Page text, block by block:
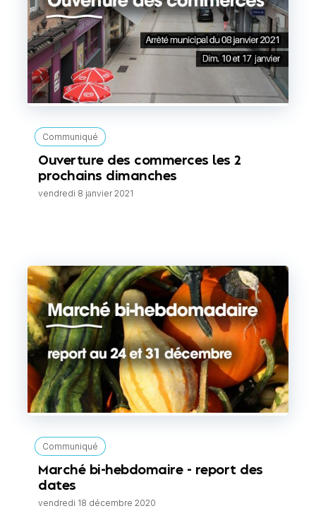
Communiqué
Ouverture des commerces les 2
prochains dimanches
vendredi 8 janvier 2021
Communiqué
Marché bi-hebdomaire - report des
dates
vendredi 18 décembre 2020